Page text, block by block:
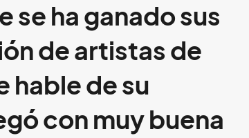
se ha ganado sus
de artistas de
hable de su
con muy buena